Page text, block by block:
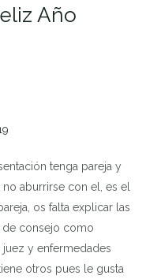
Año
tenga pareja y
aburrirse con el, es el
os falta explicar las
de consejo como
y enfermedades
otros pues le gusta